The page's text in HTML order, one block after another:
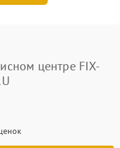
центре FIX-